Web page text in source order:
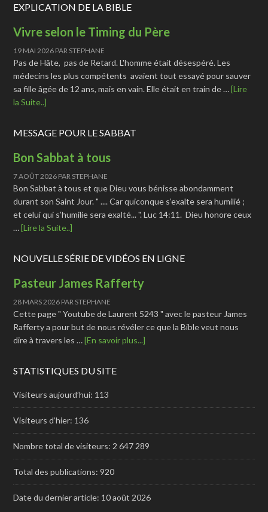
EXPLICATION DE LA BIBLE
Vivre selon le Timing du Père
19 MAI 2026 PAR STEPHANE
Pas de Hâte, pas de Retard. L'homme était désespéré. Les
médecins les plus compétents avaient tout essayé pour sauver
sa fille âgée de 12 ans, mais en vain. Elle était en train de …[Lire
la Suite..]
MESSAGE POUR LE SABBAT
Bon Sabbat à tous
7 AOÛT 2026 PAR STEPHANE
Bon Sabbat à tous et que Dieu vous bénisse abondamment
durant son Saint Jour. " .... Car quiconque s’exalte sera humilié ;
et celui qui s’humilie sera exalté... ". Luc 14:11. Dieu honore ceux
…[Lire la Suite..]
NOUVELLE SÉRIE DE VIDÉOS EN LIGNE
Pasteur James Rafferty
28 MARS 2026 PAR STEPHANE
Cette page " Youtube de Laurent 5243 " avec le pasteur James
Rafferty a pour but de nous révéler ce que la Bible veut nous
dire à travers les …[En savoir plus...]
STATISTIQUES DU SITE
Visiteurs aujourd’hui: 113
Visiteurs d’hier: 136
Nombre total de visiteurs: 2 647 289
Total des publications:920
Date du dernier article: 10 août 2026